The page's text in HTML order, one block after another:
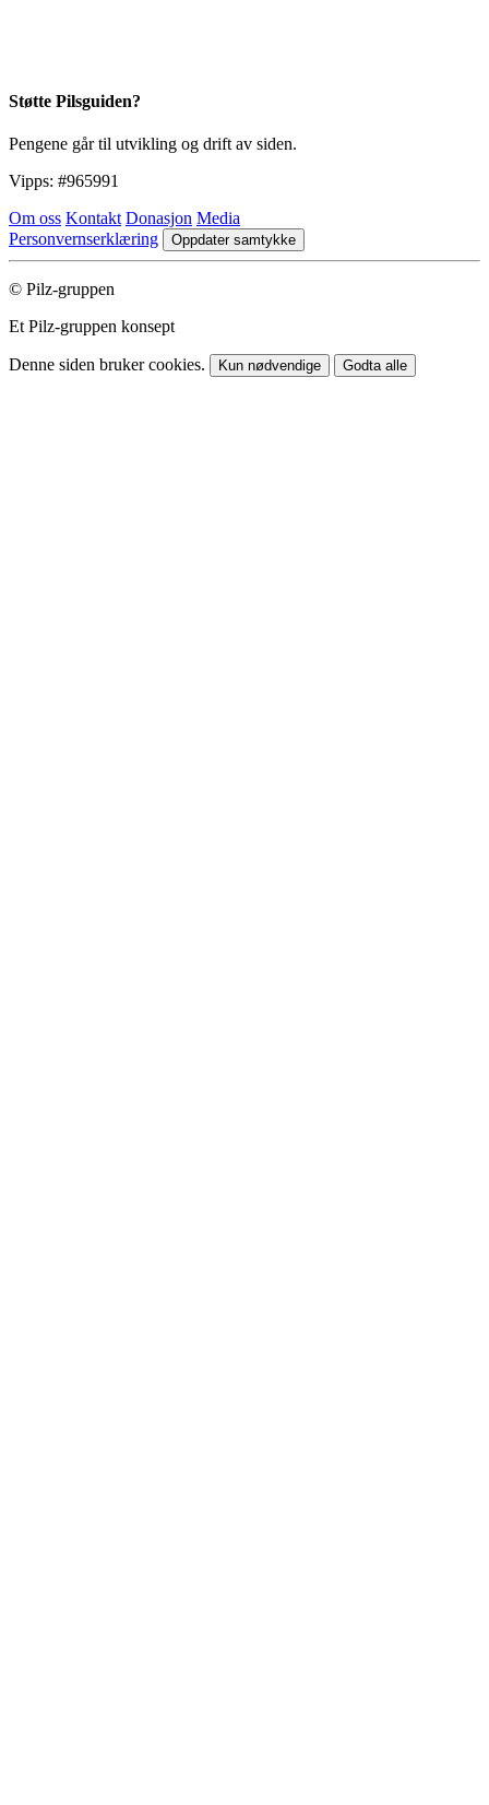
Støtte Pilsguiden?
Pengene går til utvikling og drift av siden.
Vipps: #965991
Om oss Kontakt Donasjon Media
Personvernserklæring
Oppdater samtykke
© Pilz-gruppen
Et Pilz-gruppen konsept
Denne siden bruker cookies. Kun nødvendige Godta alle